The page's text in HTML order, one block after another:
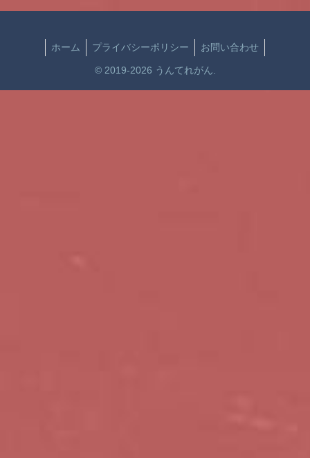
ホーム プライバシーポリシー お問い合わせ
© 2019-2026 うんてれがん.